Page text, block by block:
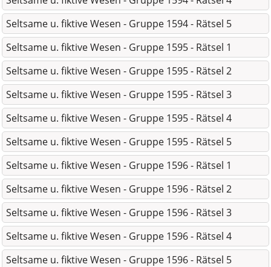
Seltsame u. fiktive Wesen - Gruppe 1594 - Rätsel 5
Seltsame u. fiktive Wesen - Gruppe 1595 - Rätsel 1
Seltsame u. fiktive Wesen - Gruppe 1595 - Rätsel 2
Seltsame u. fiktive Wesen - Gruppe 1595 - Rätsel 3
Seltsame u. fiktive Wesen - Gruppe 1595 - Rätsel 4
Seltsame u. fiktive Wesen - Gruppe 1595 - Rätsel 5
Seltsame u. fiktive Wesen - Gruppe 1596 - Rätsel 1
Seltsame u. fiktive Wesen - Gruppe 1596 - Rätsel 2
Seltsame u. fiktive Wesen - Gruppe 1596 - Rätsel 3
Seltsame u. fiktive Wesen - Gruppe 1596 - Rätsel 4
Seltsame u. fiktive Wesen - Gruppe 1596 - Rätsel 5